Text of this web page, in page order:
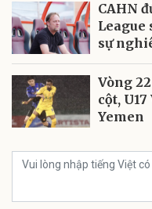
CAHN
League
sự
Vòng
cột,
Yemen